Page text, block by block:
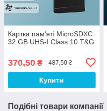
Картка пам'яті MicroSDXC
32 GB UHS-I Class 10 T&G
370,50 ₴ 487,50 ₴
Купити
Подібні товари компанії